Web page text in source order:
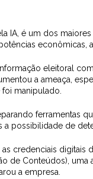
IA, é um dos
econômicas,
eleitoral
a ameaça,
manipulado.
ferramentas
a possibilidade de
credenciais digitais
de Conteúdos),
a empresa.